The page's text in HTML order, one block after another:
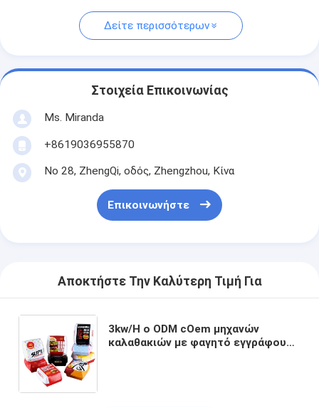
Δείτε περισσότερων
Στοιχεία Επικοινωνίας
Ms. Miranda
+8619036955870
Νο 28, ZhengQi, οδός, Zhengzhou, Κίνα
Επικοινωνήστε
Αποκτήστε Την Καλύτερη Τιμή Για
3kw/H ο ODM cOem μηχανών
καλαθακιών με φαγητό εγγράφου